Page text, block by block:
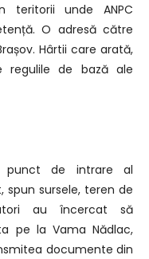
teritorii unde ANPC
O adresă către
Hârtii care arată,
regulile de bază ale
punct de intrare al
sursele, teren de
au încercat să
pe la Vama Nădlac,
documente din